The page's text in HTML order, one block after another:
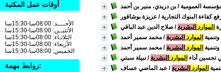
العمومية / بن دريدي، منير بن أحمد
كفاءة البنوك التجارية / عزيزة بوشاقور
الموارد البشرية / صلاح الدين عبد الباقي
وتنمية الموارد البشرية / محمد سمير أحمد
وتنمية الموارد البشرية / محمد سمير أحمد
تحسين أداء الموارد البشرية / نبيلة سبتي
الموارد البشرية / عبد الماضي عساف
أوقات عمل المكتبة
الأحــــد: 08:00سا-15:30سا
الأثنيــن: 08:00سا-15:30سا
الثلاثـاء: 08:00سا-15:30سا
الأربعاء: 08:00سا-15:30سا
الخميس: 08:00سا-15:30سا
روابط مهمة: